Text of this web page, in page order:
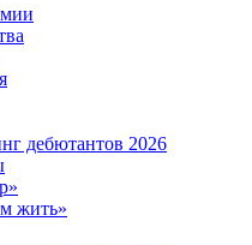
дебютантов 2026
жить»